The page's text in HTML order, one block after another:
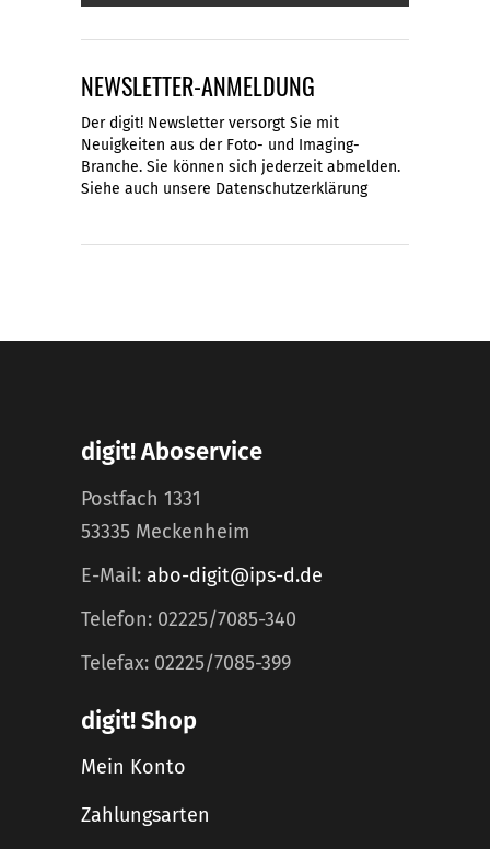
NEWSLETTER-ANMELDUNG
Der digit! Newsletter versorgt Sie mit
Neuigkeiten aus der Foto- und Imaging-
Branche. Sie können sich jederzeit abmelden.
Siehe auch unsere Datenschutzerklärung
digit! Aboservice
Postfach 1331
53335 Meckenheim
E-Mail: abo-digit@ips-d.de
Telefon: 02225/7085-340
Telefax: 02225/7085-399
digit! Shop
Mein Konto
Zahlungsarten